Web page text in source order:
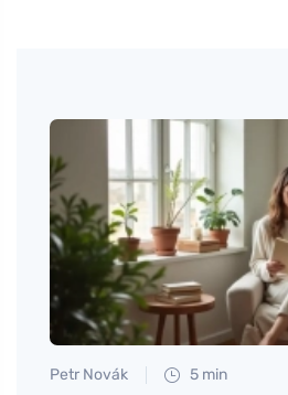
Petr Novák 5 min